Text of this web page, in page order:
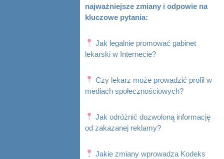
najważniejsze zmiany i odpowie na
kluczowe pytania:
Jak legalnie promować gabinet
lekarski w Internecie?
Czy lekarz może prowadzić profil w
mediach społecznościowych?
Jak odróżnić dozwoloną informację
od zakazanej reklamy?
Jakie zmiany wprowadza Kodeks